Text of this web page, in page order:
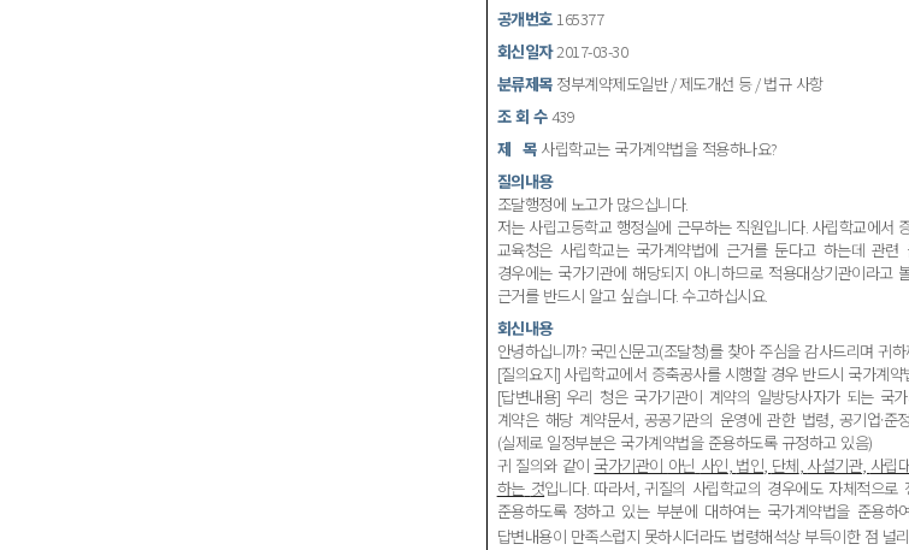
공개번호 165377
회신일자2017-03-30
분류제목 정부계약제도일반/제도개선 등/법규 사항
조 회 수 439
제 목 사립학교는 국가계약법을 적용하나요?
질의내용
조달행정에 노고가 많으십니다.
저는 사립고등학교 행정실에 근무하는 직원입니다. 사립학교에서
교육청은 사립학교는 국가계약법에 근거를 둔다고 하는데 관련
경우에는 국가기관에 해당되지 아니하므로 적용대상기관이라고
근거를 반드시 알고 싶습니다. 수고하십시요.
회신내용
안녕하십니까? 국민신문고(조달청)를 찾아 주심을감사드리며 귀
[질의요지] 사립학교에서 증축공사를 시행할 경우 반드시 국가계약
[답변내용] 우리 청은 국가기관이 계약의 일방당사자가 되는 국
계약은 해당 계약문서, 공공기관의 운영에 관한 법령, 공기업·준
(실제로 일정부분은 국가계약법을 준용하도록 규정하고 있음)
귀 질의와 같이 국가기관이 아닌 사인, 법인, 단체, 사설기관, 사립
하는 것입니다. 따라서,귀질의 사립학교의 경우에도 자체적으로
준용하도록 정하고 있는 부분에 대하여는 국가계약법을 준용하
답변내용이 만족스럽지 못하시더라도 법령해석상 부득이한 점 널리